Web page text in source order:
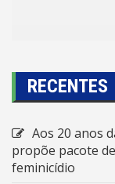
RECENTES
Aos 20 anos
propõe pacote
feminicídio